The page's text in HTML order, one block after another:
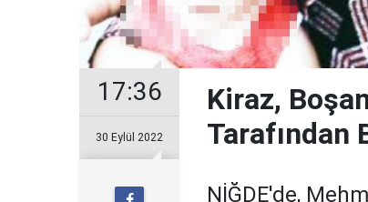
17:36
30 Eylül 2022
Kiraz,
Tarafından
NİĞDE'de,